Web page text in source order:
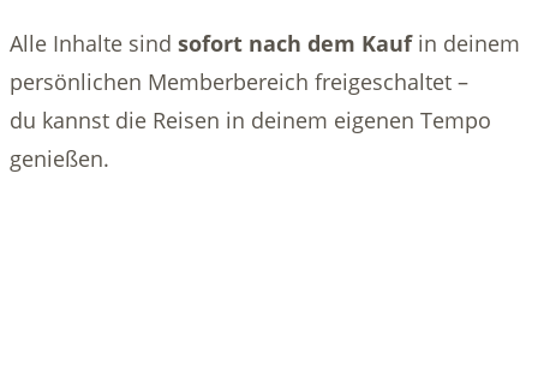
Alle Inhalte sind sofort nach dem Kaufin deinem
persönlichen Memberbereich freigeschaltet –
du kannst die Reisen in deinem eigenen Tempo
genießen.